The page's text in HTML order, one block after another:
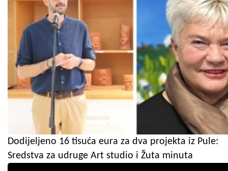
Dodijeljeno 16 tisuća eura za dva projekta iz Pule:
Sredstva za udruge Art studio i Žuta minuta